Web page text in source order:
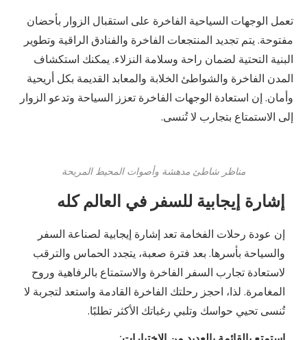
تعمل الوجهات السياحية الفاخرة على استقبال الزوار بأحضان
مفتوحة. يتم تجديد المنتجعات الفاخرة والفنادق الراقية وتطوير
البنية التحتية لضمان راحة وسلامة النزلاء. يمكنك استكشاف
المدن الفاخرة والشواطئ الخلابة والمعابد القديمة بكل أريحية
وأمان. إن استعادة الوجهات الفاخرة تعزز السياحة وتدعو الزوار
إلى الاستمتاع بتجارب لا تُنسى.
مناظر شاطئ مدهشة وأصوات المحيط المريحة
إشارة إيجابية للسفر في العالم كله
إن عودة رحلات الفخامة تعد إشارة إيجابية لصناعة السفر
والسياحة بأسرها. بعد فترة صعبة، يتجدد الحماس والترقب
لاستعادة تجارب السفر الفاخرة والاستمتاع بالرفاهية وروح
المغامرة. لذا، احجز رحلتك الفاخرة القادمة واستعد لتجربة لا
تُنسى تحيي حواسك وتلبي رغباتك الأكثر تطلبًا.